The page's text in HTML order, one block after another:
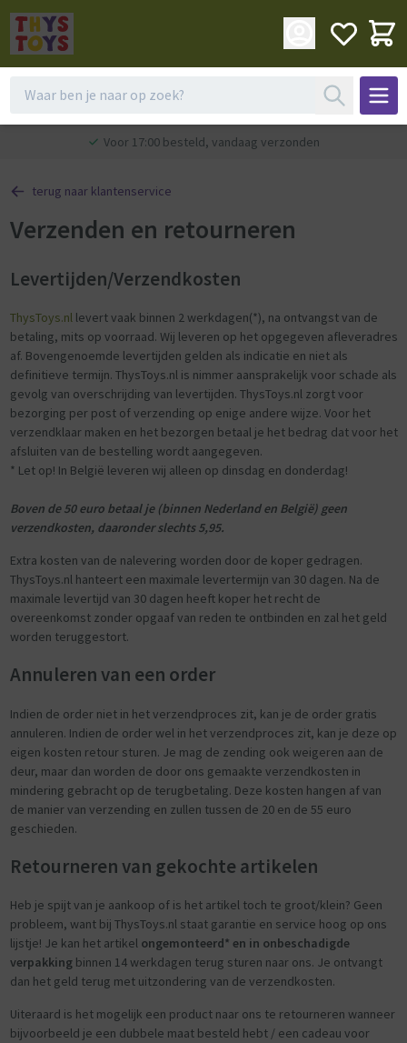
Voor 17:00 besteld, vandaag verzonden
terug naar klantenservice
Verzenden en retourneren
Levertijden/Verzendkosten
ThysToys.nllevert vaak binnen 2 werkdagen(*), na ontvangst van de
betaling, mits op voorraad. Wij leveren op het opgegeven afleveradres
af. Bovengenoemde levertijden gelden als indicatie en niet als
definitieve termijn. ThysToys.nl is nimmer aansprakelijk voor schade als
gevolg van overschrijding van levertijden. ThysToys.nl zorgt voor
bezorging per post of verzending op enige andere wijze. Voor het
verzendklaar maken en het bezorgen betaal je het bedrag dat voor het
afsluiten van de bestelling wordt aangegeven.
* Let op! In België leveren wij alleen op dinsdag en donderdag!
Boven de 50 euro betaal je (binnen Nederland en België) geen
verzendkosten, daaronder slechts 5,95.
Extra kosten van de nalevering worden door de koper gedragen.
ThysToys.nl hanteert een maximale levertermijn van 30 dagen. Na de
maximale levertijd van 30 dagen heeft koper het recht de
overeenkomst zonder opgaaf van reden te ontbinden en zal het geld
worden teruggestort.
Annuleren van een order
Indien de order niet in het verzendproces zit, kan je de order gratis
annuleren. Indien de order wel in het verzendproces zit, kan je deze op
eigen kosten retour sturen. Je mag de zending ook weigeren aan de
deur, maar dan worden de door ons gemaakte verzendkosten in
mindering gebracht op de terugbetaling. Deze kosten hangen af van
de manier van verzending en zullen tussen de 20 en de 55 euro
geschieden.
Retourneren van gekochte artikelen
Heb je spijt van je aankoop of is het artikel toch te groot/klein? Geen
probleem, want bij ThysToys.nl staat garantie en service hoog op ons
lijstje! Je kan het artikel ongemonteerd* en in onbeschadigde
verpakkingbinnen 14 werkdagen terug sturen naar ons. Je ontvangt
dan het geld terug met uitzondering van de verzendkosten.
Uiteraard is het mogelijk een product naar ons te retourneren wanneer
bijvoorbeeld je een dubbele maat besteld hebt / een cadeau voor